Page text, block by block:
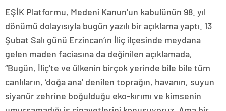
EŞİK Platformu, Medeni Kanun’un kabulünün 98. yıl
dönümü dolayısıyla bugün yazılı bir açıklama yaptı. 13
Şubat Salı günü Erzincan’ın İliç ilçesinde meydana
gelen maden faciasına da değinilen açıklamada,
“Bugün, İliç’te ve ülkenin birçok yerinde bile bile tüm
canlıların, ‘doğa ana’ denilen toprağın, havanın, suyun
siyanür zehrine boğulduğu eko-kırımı ve kimsenin